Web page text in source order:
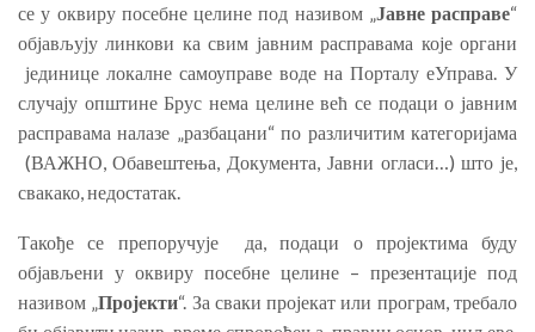
се у оквиру посебне целине под називом „Јавне расправе“
објављују линкови ка свим јавним расправама које органи
јединице локалне самоуправе воде на Порталу еУправа. У
случају општине Брус нема целине већ се подаци о јавним
расправама налазе „разбацани“ по различитим категоријама
(ВАЖНО, Обавештења, Документа, Јавни огласи…) што је,
свакако, недостатак.
Такође се препоручује да, подаци о пројектима буду
објављени у оквиру посебне целине – презентације под
називом „Пројекти“. За сваки пројекат или програм, требало